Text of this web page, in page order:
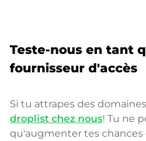
Teste-nous en tant
fournisseur d'accès
Si tu attrapes des
droplist chez nous! Tu ne
qu'augmenter tes